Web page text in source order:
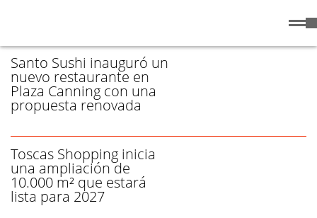
Santo Sushi inauguró un
nuevo restaurante en
Plaza Canning con una
propuesta renovada
Toscas Shopping inicia
una ampliación de
10.000 m² que estará
lista para 2027